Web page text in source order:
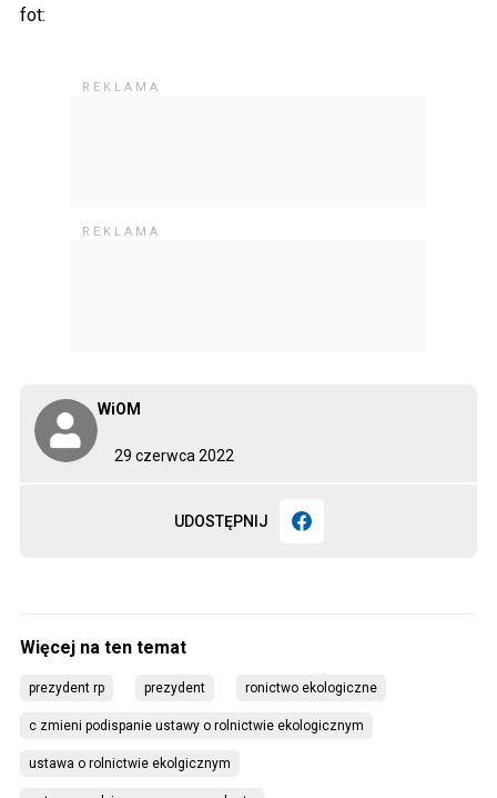
29 czerwca 2022
WiOM
UDOSTĘPNIJ
fot:
prezydent rp prezydent ronictwo ekologiczne
c zmieni podispanie ustawy o rolnictwie ekologicznym
ustawa o rolnictwie ekolgicznym